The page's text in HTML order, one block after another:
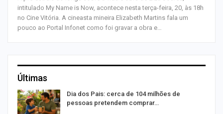
intitulado My Name is Now, acontece nesta terça-feira, 20, às 18h
no Cine Vitória. A cineasta mineira Elizabeth Martins fala um
pouco ao Portal Infonet como foi gravar a obra e…
Últimas
Dia dos Pais: cerca de 104 milhões de
pessoas pretendem comprar…